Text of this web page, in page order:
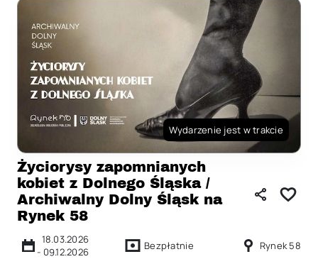
Wydarzenie jest w trakcie
Życiorysy zapomnianych
kobiet z Dolnego Śląska /
Archiwalny Dolny Śląsk na
Rynek 58
18.03.2026
- 09.12.2026 Bezpłatnie Rynek 58